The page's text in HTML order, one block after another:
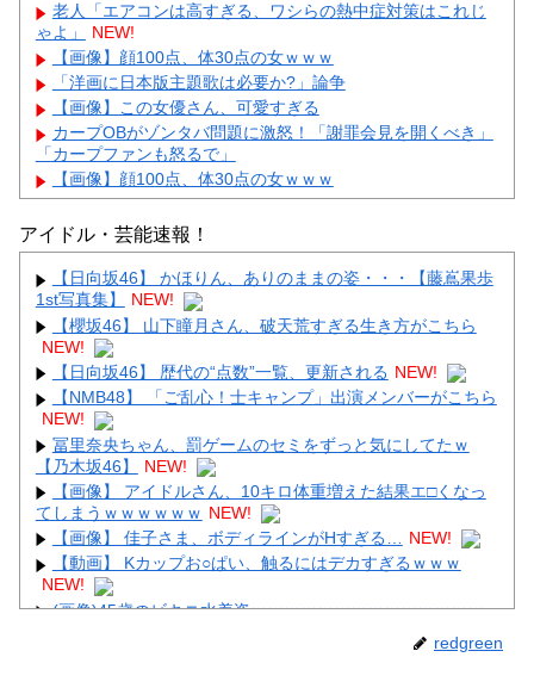
老人「エアコンは高すぎる、ワシらの熱中症対策はこれじ
ゃよ」
NEW!
【画像】顔100点、体30点の女ｗｗｗ
「洋画に日本版主題歌は必要か?」論争
【画像】この女優さん、可愛すぎる
カープOBがゾンタバ問題に激怒！「謝罪会見を開くべき」
「カープファンも怒るで」
【画像】顔100点、体30点の女ｗｗｗ
Powered by livedoor 相互RSS
アイドル・芸能速報！
【日向坂46】 かほりん、ありのままの姿・・・【藤嶌果歩
1st写真集】
NEW!
【櫻坂46】 山下瞳月さん、破天荒すぎる生き方がこちら
NEW!
【日向坂46】 歴代の“点数”一覧、更新される NEW!
【NMB48】 「ご乱心！士キャンプ」出演メンバーがこちら
NEW!
冨里奈央ちゃん、罰ゲームのセミをずっと気にしてたｗ
【乃木坂46】
NEW!
【画像】 アイドルさん、10キロ体重増えた結果エ□くなっ
てしまうｗｗｗｗｗｗ NEW!
【画像】 佳子さま、ボディラインがHすぎる…
NEW!
【動画】 Kカップお○ぱい、触るにはデカすぎるｗｗｗ
NEW!
(画像)45歳のビキニ水着姿ｗｗｗｗｗｗｗｗｗｗｗｗｗｗ
【画像】 この佳子さまのボディライン、流石にエチエチす
redgreen